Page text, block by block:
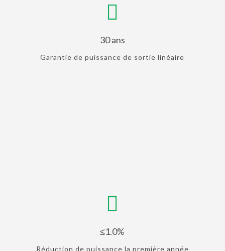
30 ans
Garantie de puissance de sortie linéaire
≤1.0%
Réduction de puissance la première année